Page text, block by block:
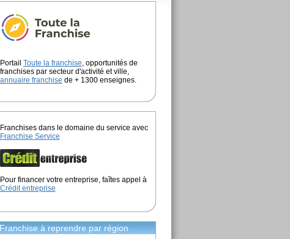
Portail Toute la franchise, opportunités de
franchises par secteur d'activité et ville,
annuaire franchise de + 1300 enseignes.
Franchises dans le domaine du service avec
Franchise Service
Pour financer votre entreprise, faîtes appel à
Crédit entreprise
Franchise à reprendre par région